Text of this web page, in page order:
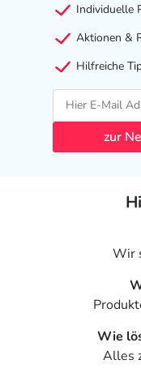
Individuelle
Aktionen &
Hilfreiche
zur
Wir
Wie
Alles